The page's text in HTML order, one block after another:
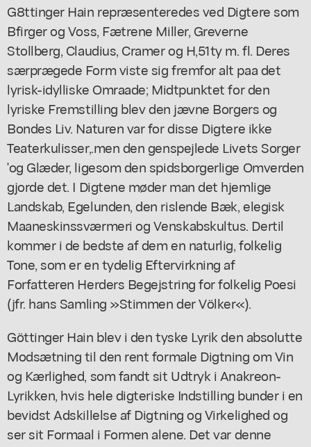
G8ttinger Hain repræsenteredes ved Digtere som
Bfirger og Voss, Fætrene Miller, Greverne
Stollberg, Claudius, Cramer og H,51ty m. fl. Deres
særprægede Form viste sig fremfor alt paa det
lyrisk-idylliske Omraade; Midtpunktet for den
lyriske Fremstilling blev den jævne Borgers og
Bondes Liv. Naturen var for disse Digtere ikke
Teaterkulisser,.men den genspejlede Livets Sorger
'og Glæder, ligesom den spidsborgerlige Omverden
gjorde det. I Digtene møder man det hjemlige
Landskab, Egelunden, den rislende Bæk, elegisk
Maaneskinssværmeri og Venskabskultus. Dertil
kommer i de bedste af dem en naturlig, folkelig
Tone, som er en tydelig Eftervirkning af
Forfatteren Herders Begejstring for folkelig Poesi
(jfr. hans Samling »Stimmen der Völker«).
Göttinger Hain blev i den tyske Lyrik den absolutte
Modsætning til den rent formale Digtning om Vin
og Kærlighed, som fandt sit Udtryk i Anakreon-
Lyrikken, hvis hele digteriske Indstilling bunder i en
bevidst Adskillelse af Digtning og Virkelighed og
ser sit Formaal i Formen alene. Det var denne